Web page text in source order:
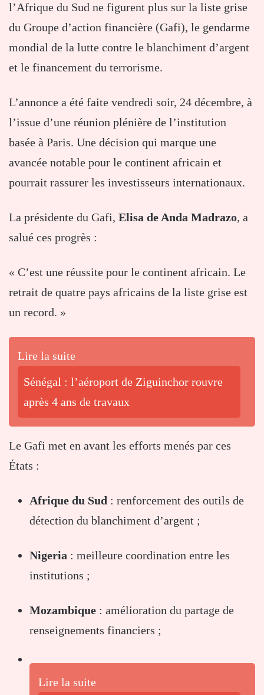
l’Afrique du Sud ne figurent plus sur la liste grise
du Groupe d’action financière (Gafi), le gendarme
mondial de la lutte contre le blanchiment d’argent
et le financement du terrorisme.
L’annonce a été faite vendredi soir, 24 décembre, à
l’issue d’une réunion plénière de l’institution
basée à Paris. Une décision qui marque une
avancée notable pour le continent africain et
pourrait rassurer les investisseurs internationaux.
La présidente du Gafi, Elisa de Anda Madrazo, a
salué ces progrès :
« C’est une réussite pour le continent africain. Le
retrait de quatre pays africains de la liste grise est
un record. »
Lire la suite
Sénégal : l’aéroport de Ziguinchor rouvre
après 4 ans de travaux
Le Gafi met en avant les efforts menés par ces
États :
Afrique du Sud : renforcement des outils de
détection du blanchiment d’argent ;
Nigeria : meilleure coordination entre les
institutions ;
Mozambique : amélioration du partage de
renseignements financiers ;
Lire la suite